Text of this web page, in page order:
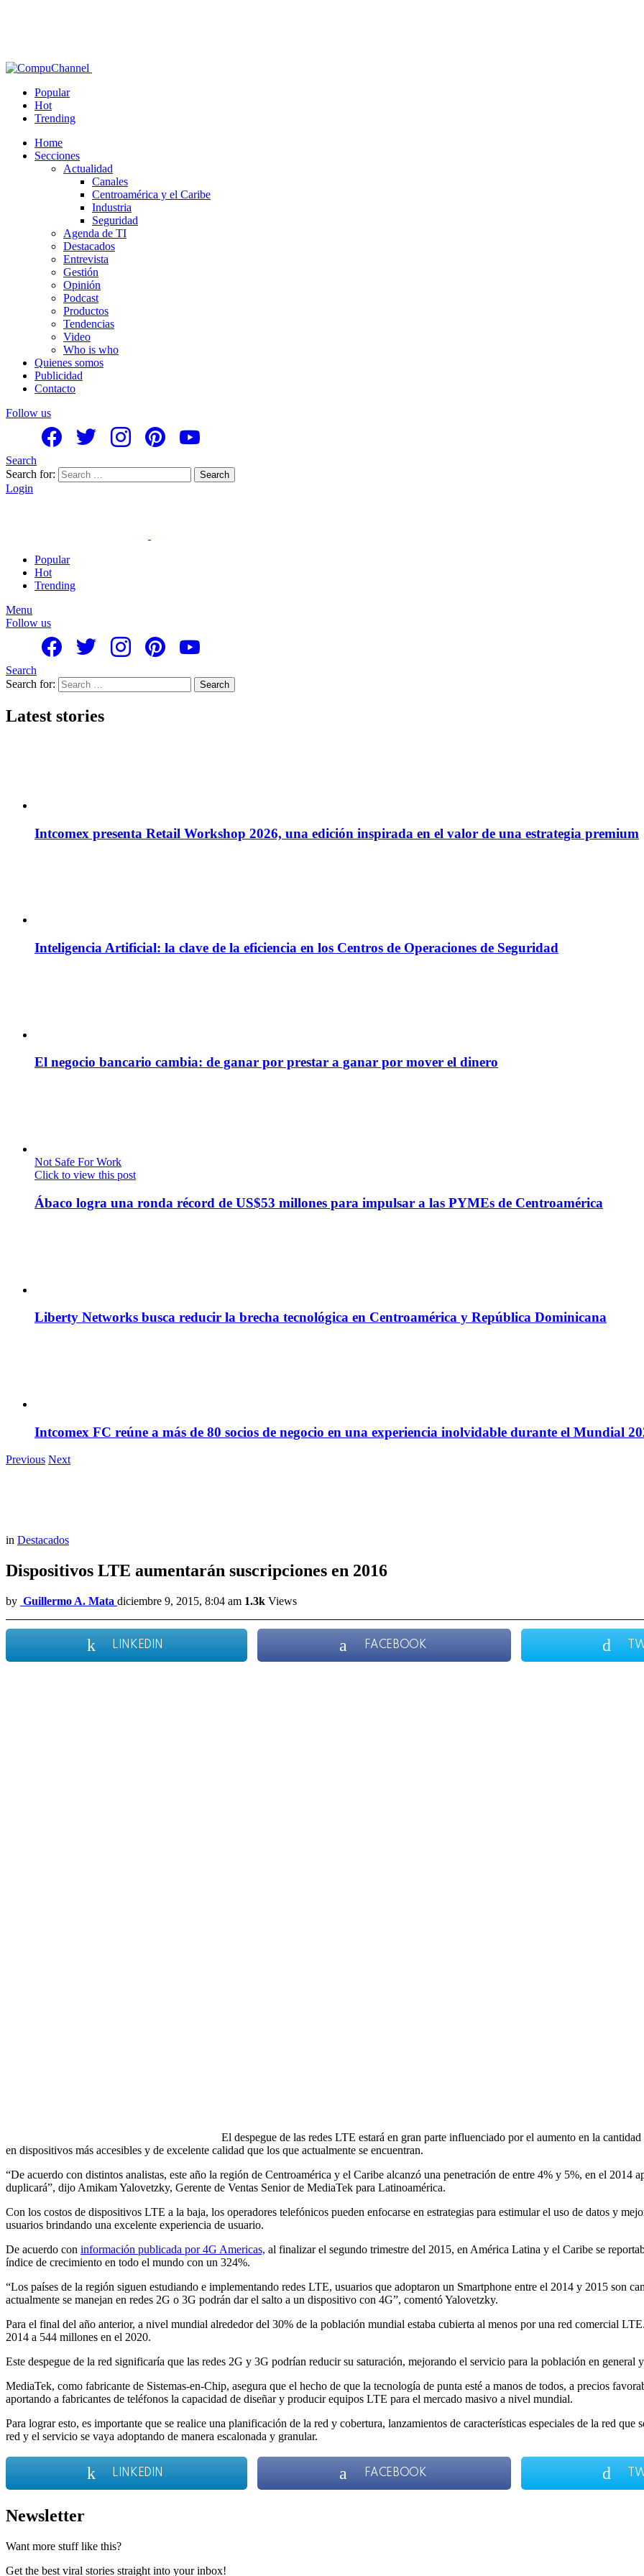
Popular
Hot
Trending
Home
Secciones
Actualidad
Canales
Centroamérica y el Caribe
Industria
Seguridad
Agenda de TI
Destacados
Entrevista
Gestión
Opinión
Podcast
Productos
Tendencias
Video
Who is who
Quienes somos
Publicidad
Contacto
Follow us
Search
Search for:
Search
Login
Popular
Hot
Trending
Menu
Follow us
Search
Search for:
Search
Latest stories
Intcomex presenta Retail Workshop 2026, una edición inspirada en el valor de una estrategia premium
Inteligencia Artificial: la clave de la eficiencia en los Centros de Operaciones de Seguridad
El negocio bancario cambia: de ganar por prestar a ganar por mover el dinero
Not Safe For Work
Click to view this post
Ábaco logra una ronda récord de US$53 millones para impulsar a las PYMEs de Centroamérica
Liberty Networks busca reducir la brecha tecnológica en Centroamérica y República Dominicana
Intcomex FC reúne a más de 80 socios de negocio en una experiencia inolvidable durante el Mundial
Previous Next
in Destacados
Dispositivos LTE aumentarán suscripciones en 2016
by Guillermo A. Mata diciembre 9, 2015, 8:04 am 1.3k Views
LINKEDIN FACEBOOK
El despegue de las redes LTE estará en gran parte influenciado por el aumento en la
en dispositivos más accesibles y de excelente calidad que los que actualmente se encuentran.
“De acuerdo con distintos analistas, este año la región de Centroamérica y el Caribe alcanzó una penetración de entre 4% y 5%, en el 2014
duplicará”, dijo Amikam Yalovetzky, Gerente de Ventas Senior de MediaTek para Latinoamérica.
Con los costos de dispositivos LTE a la baja, los operadores telefónicos pueden enfocarse en estrategias para estimular el uso de datos y
usuarios brindando una excelente experiencia de usuario.
De acuerdo con información publicada por 4G Americas, al finalizar el segundo trimestre del 2015, en América Latina y el Caribe se
índice de crecimiento en todo el mundo con un 324%.
“Los países de la región siguen estudiando e implementando redes LTE, usuarios que adoptaron un Smartphone entre el 2014 y 2015 son
actualmente se manejan en redes 2G o 3G podrán dar el salto a un dispositivo con 4G”, comentó Yalovetzky.
Para el final del año anterior, a nivel mundial alrededor del 30% de la población mundial estaba cubierta al menos por una red comercial
2014 a 544 millones en el 2020.
Este despegue de la red significaría que las redes 2G y 3G podrían reducir su saturación, mejorando el servicio para la población en
MediaTek, como fabricante de Sistemas-en-Chip, asegura que el hecho de que la tecnología de punta esté a manos de todos, a precios
aportando a fabricantes de teléfonos la capacidad de diseñar y producir equipos LTE para el mercado masivo a nivel mundial.
Para lograr esto, es importante que se realice una planificación de la red y cobertura, lanzamientos de características especiales de la red
red y el servicio se vaya adoptando de manera escalonada y granular.
LINKEDIN FACEBOOK
Newsletter
Want more stuff like this?
Get the best viral stories straight into your inbox!